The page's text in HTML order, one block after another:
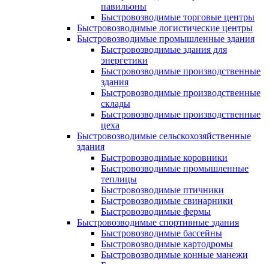
павильоны
Быстровозводимые торговые центры
Быстровозводимые логистические центры
Быстровозводимые промышленные здания
Быстровозводимые здания для
энергетики
Быстровозводимые производственные
здания
Быстровозводимые производственные
склады
Быстровозводимые производственные
цеха
Быстровозводимые сельскохозяйственные
здания
Быстровозводимые коровники
Быстровозводимые промышленные
теплицы
Быстровозводимые птичники
Быстровозводимые свинарники
Быстровозводимые фермы
Быстровозводимые спортивные здания
Быстровозводимые бассейны
Быстровозводимые картодромы
Быстровозводимые конные манежи